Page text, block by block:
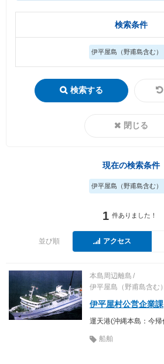
検索条件
伊平屋島（野甫島含む）
検索する
閉じる
現在の検索条件
伊平屋島（野甫島含む）
1 件ありました！
並び順 アクセス
本島周辺離島
伊平屋島（野甫島含む）
伊平屋村公営企業課
船舶